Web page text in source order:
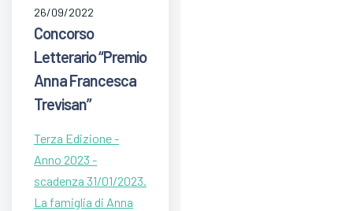
26/09/2022
Concorso
Letterario “Premio
Anna Francesca
Trevisan”
Terza Edizione -
Anno 2023 -
scadenza 31/01/2023.
La famiglia di Anna